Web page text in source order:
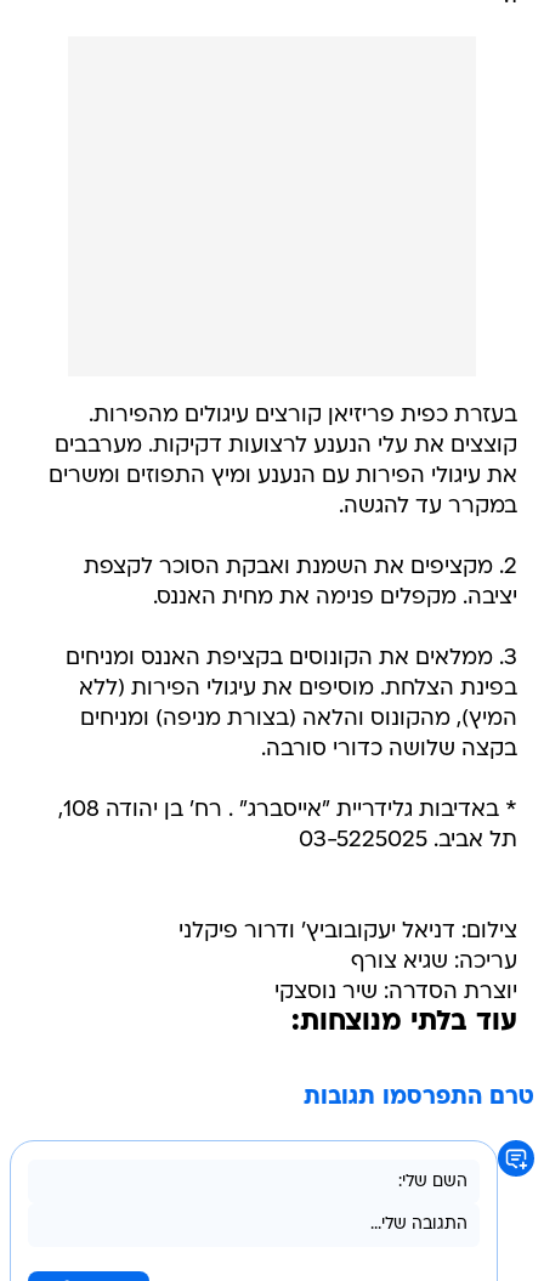
בעזרת כפית פריזיאן קורצים עיגולים מהפירות.
קוצצים את עלי הנענע לרצועות דקיקות. מערבבים
את עיגולי הפירות עם הנענע ומיץ התפוזים ומשרים
במקרר עד להגשה.
2. מקציפים את השמנת ואבקת הסוכר לקצפת
יציבה. מקפלים פנימה את מחית האננס.
3. ממלאים את הקונוסים בקציפת האננס ומניחים
בפינת הצלחת. מוסיפים את עיגולי הפירות (ללא
המיץ), מהקונוס והלאה (בצורת מניפה) ומניחים
בקצה שלושה כדורי סורבה.
* באדיבות גלידריית "אייסברג" . רח' בן יהודה 108,
תל אביב. 03-5225025
צילום: דניאל יעקובוביץ' ודרור פיקלני
עריכה: שגיא צורף
יוצרת הסדרה: שיר נוסצקי
עוד בלתי מנוצחות:
טרם התפרסמו תגובות